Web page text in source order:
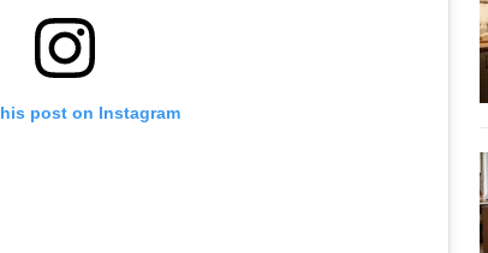
post on Instagram